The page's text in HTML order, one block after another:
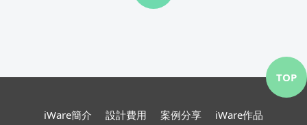
iWare簡介 設計費用 案例分享
iWare作品
TOP